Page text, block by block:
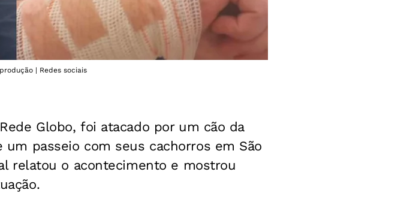
| Redes sociais
Globo, foi atacado por um cão da
passeio com seus cachorros em São
relatou o acontecimento e mostrou